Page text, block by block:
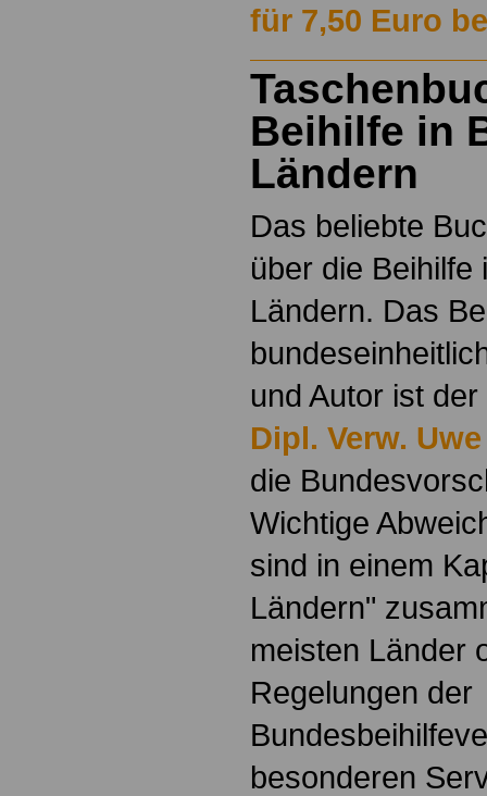
für 7,50 Euro
Beihilfe in
Ländern
Das beliebte
über die Beihilfe
Ländern. Das
und Autor ist der
Dipl. Verw.
die
Wichtige
sind in einem
Ländern"
meisten Länder
Regelungen der
besonderen